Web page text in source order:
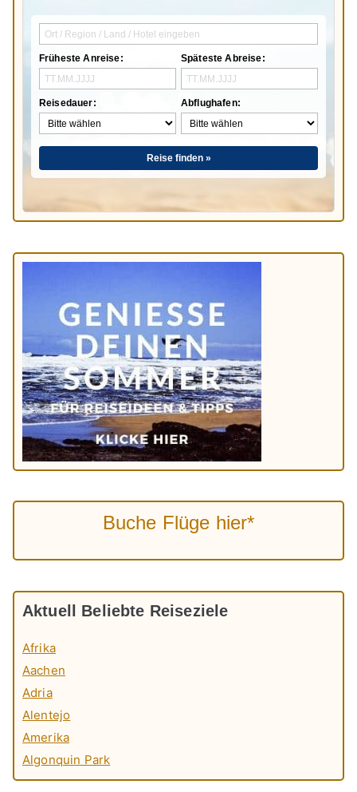
Früheste Anreise:
Reisedauer:
Späteste Abreise:
Abflughafen:
Reise finden »
Buche Flüge hier*
Aktuell Beliebte Reiseziele
Afrika
Aachen
Adria
Alentejo
Amerika
Algonquin Park